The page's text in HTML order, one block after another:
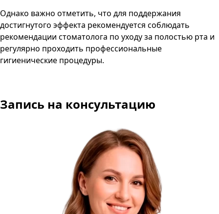
Однако важно отметить, что для поддержания
достигнутого эффекта рекомендуется соблюдать
рекомендации стоматолога по уходу за полостью рта и
регулярно проходить профессиональные
гигиенические процедуры.
Запись на консультацию